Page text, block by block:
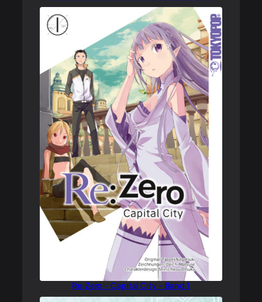
Re:Zero – Capital City – Band 1